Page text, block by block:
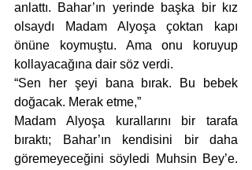
anlattı. Bahar’ın yerinde başka bir kız
olsaydı Madam Alyoşa çoktan kapı
önüne koymuştu. Ama onu koruyup
kollayacağına dair söz verdi.
“Sen her şeyi bana bırak. Bu bebek
doğacak. Merak etme,”
Madam Alyoşa kurallarını bir tarafa
bıraktı; Bahar’ın kendisini bir daha
göremeyeceğini söyledi Muhsin Bey’e.